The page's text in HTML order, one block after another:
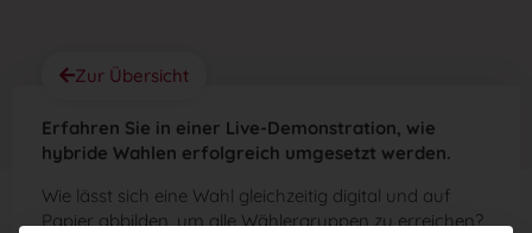
Zur Übersicht
Erfahren Sie in einer Live-Demonstration, wie
hybride Wahlen erfolgreich umgesetzt werden.
Wie lässt sich eine Wahl gleichzeitig digital und auf
Papier abbilden, um alle Wählergruppen zu erreichen?